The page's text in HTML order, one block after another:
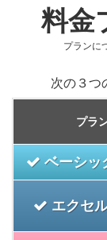
料金
プランに
次の３つ
プラ
ベーシッ
エクセ